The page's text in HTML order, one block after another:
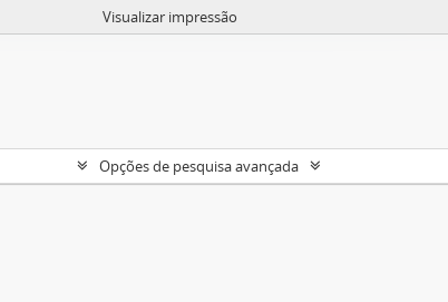
Visualizar impressão
Opções de pesquisa avançada